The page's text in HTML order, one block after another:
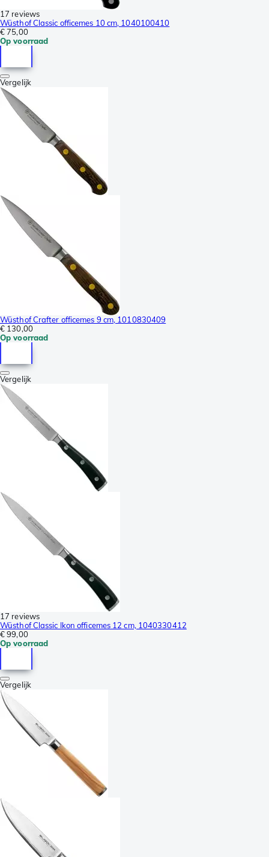
17 reviews
Wüsthof Classic officemes 10 cm, 1040100410
€ 75,00
Op voorraad
Vergelijk
Wüsthof Crafter officemes 9 cm, 1010830409
€ 130,00
Op voorraad
Vergelijk
17 reviews
Wüsthof Classic Ikon officemes 12 cm, 1040330412
€ 99,00
Op voorraad
Vergelijk